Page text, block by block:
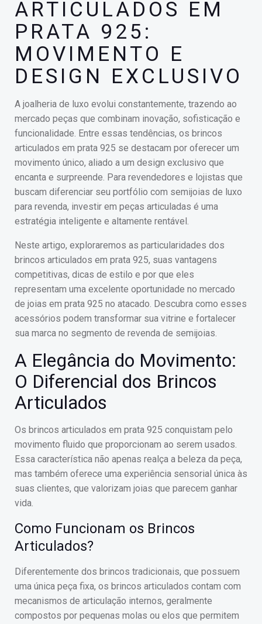
ARTICULADOS EM
PRATA 925:
MOVIMENTO E
DESIGN EXCLUSIVO
A joalheria de luxo evolui constantemente, trazendo ao
mercado peças que combinam inovação, sofisticação e
funcionalidade. Entre essas tendências, os brincos
articulados em prata 925 se destacam por oferecer um
movimento único, aliado a um design exclusivo que
encanta e surpreende. Para revendedores e lojistas que
buscam diferenciar seu portfólio com semijoias de luxo
para revenda, investir em peças articuladas é uma
estratégia inteligente e altamente rentável.
Neste artigo, exploraremos as particularidades dos
brincos articulados em prata 925, suas vantagens
competitivas, dicas de estilo e por que eles
representam uma excelente oportunidade no mercado
de joias em prata 925 no atacado. Descubra como esses
acessórios podem transformar sua vitrine e fortalecer
sua marca no segmento de revenda de semijoias.
A Elegância do Movimento:
O Diferencial dos Brincos
Articulados
Os brincos articulados em prata 925 conquistam pelo
movimento fluido que proporcionam ao serem usados.
Essa característica não apenas realça a beleza da peça,
mas também oferece uma experiência sensorial única às
suas clientes, que valorizam joias que parecem ganhar
vida.
Como Funcionam os Brincos
Articulados?
Diferentemente dos brincos tradicionais, que possuem
uma única peça fixa, os brincos articulados contam com
mecanismos de articulação internos, geralmente
compostos por pequenas molas ou elos que permitem